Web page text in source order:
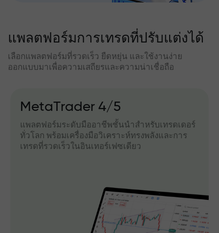
แพลตฟอร์มการเทรดที่ปรับแต่งได้
เลือกแพลตฟอร์มที่รวดเร็ว ยืดหยุ่น และใช้งานง่าย
ออกแบบมาเพื่อความเสถียรและความน่าเชื่อถือ
MetaTrader 4/5
แพลตฟอร์มระดับมืออาชีพชั้นนำสำหรับเทรดเดอร์
ทั่วโลก พร้อมเครื่องมือวิเคราะห์ทรงพลังและการ
เทรดที่รวดเร็วในอินเทอร์เฟซเดียว